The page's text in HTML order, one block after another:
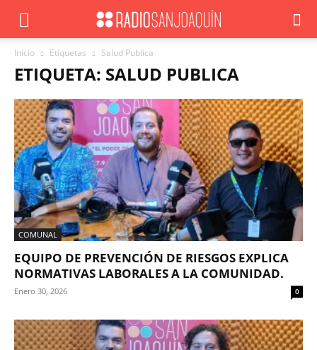
Inicio Etiquetas Salud Publica
ETIQUETA: SALUD PUBLICA
COMUNAL
EQUIPO DE PREVENCIÓN DE RIESGOS EXPLICA
NORMATIVAS LABORALES A LA COMUNIDAD.
Enero 30, 2026 0